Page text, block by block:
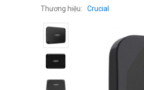
Thương hiệu Crucial